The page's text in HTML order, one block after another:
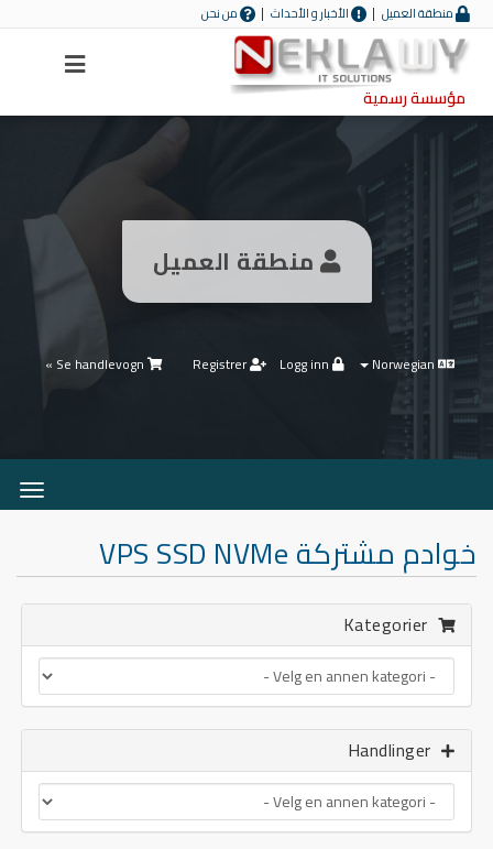
منطقة العميل الأخبار و الأحداث من نحن
مؤسسة رسمية
منطقة العميل
Registrer
Se handlevogn »
Bytt
خوادم مشتركة VPS SSD NVMe